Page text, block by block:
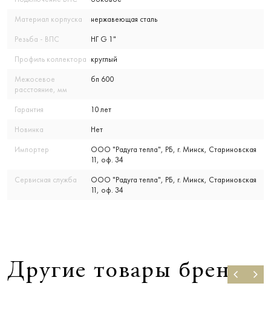
Материал корпуска нержавеющая сталь
Резьба - ВПС НГ G 1"
Профиль коллектора круглый
Межосевое
расстояние, мм
бп 600
Гарантия 10 лет
Новинка Нет
Импортер
ООО "Радуга тепла", РБ, г. Минск, Стариновская
11, оф. 34
Сервисная служба
ООО "Радуга тепла", РБ, г. Минск, Стариновская
11, оф. 34
Другие товары бренда